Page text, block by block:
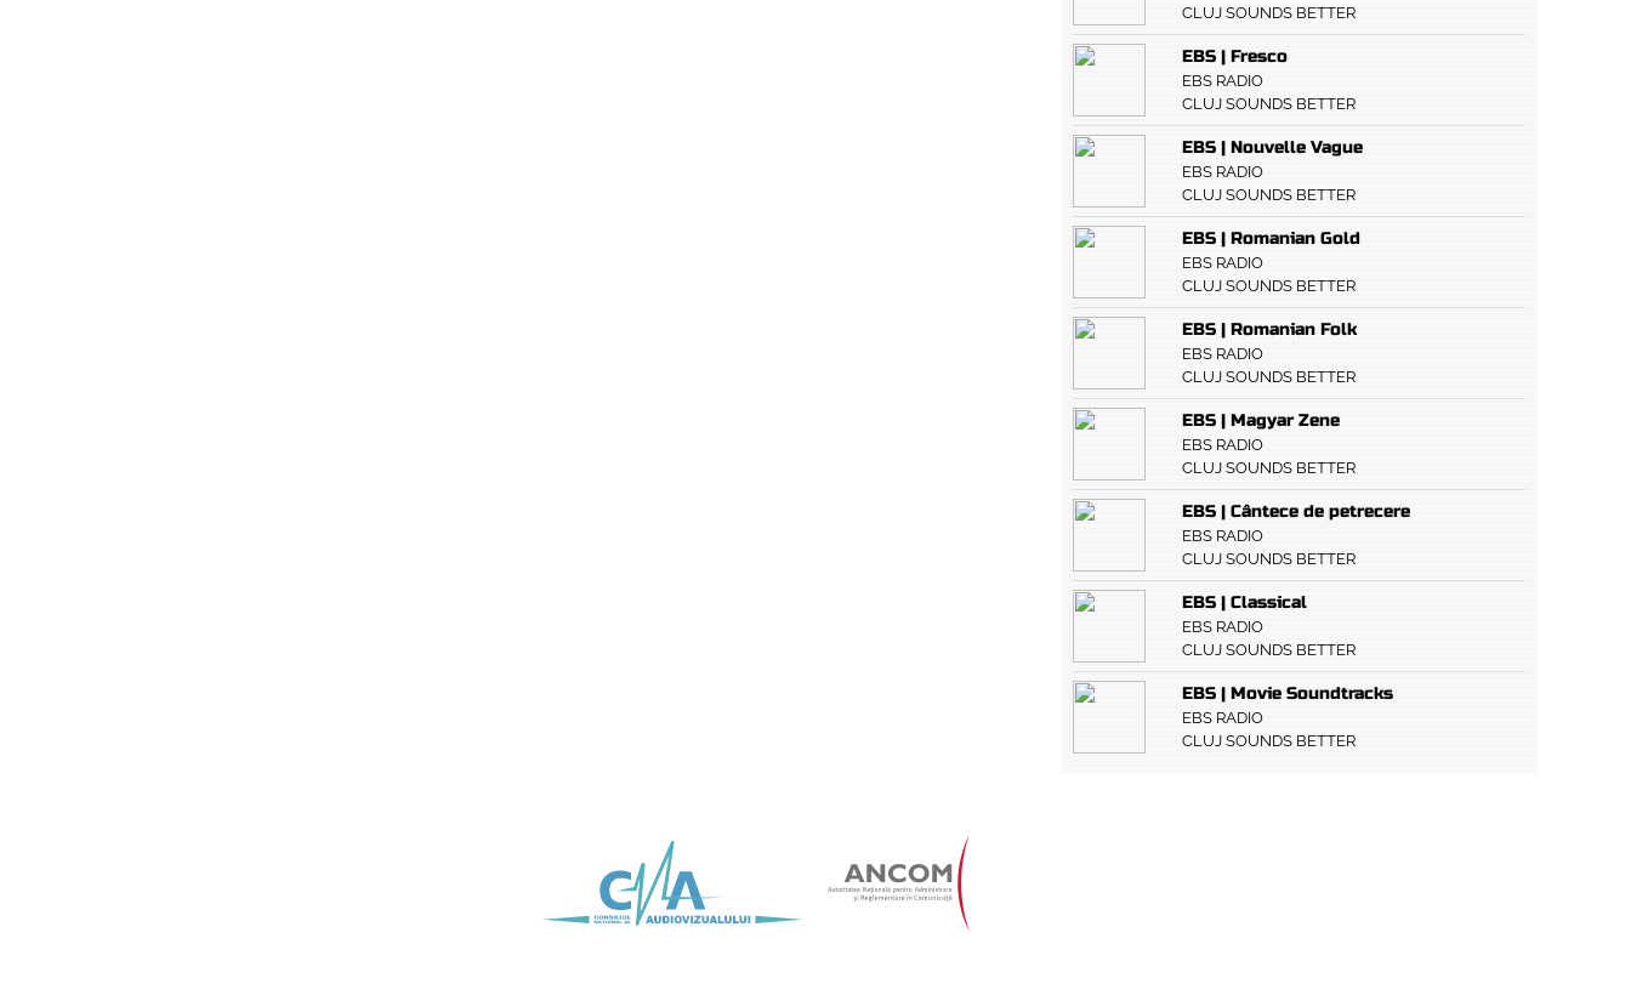
CLUJ SOUNDS BETTER
EBS | Fresco
EBS RADIO
CLUJ SOUNDS BETTER
EBS | Nouvelle Vague
EBS RADIO
CLUJ SOUNDS BETTER
EBS | Romanian Gold
EBS RADIO
CLUJ SOUNDS BETTER
EBS | Romanian Folk
EBS RADIO
CLUJ SOUNDS BETTER
EBS | Magyar Zene
EBS RADIO
CLUJ SOUNDS BETTER
EBS | Cântece de petrecere
EBS RADIO
CLUJ SOUNDS BETTER
EBS | Classical
EBS RADIO
CLUJ SOUNDS BETTER
EBS | Movie Soundtracks
EBS RADIO
CLUJ SOUNDS BETTER